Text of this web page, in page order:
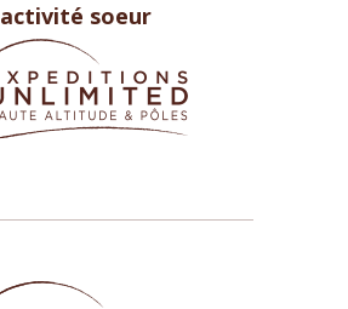
activité soeur